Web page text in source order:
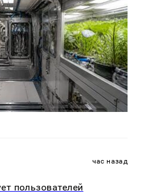
час назад
пользователей